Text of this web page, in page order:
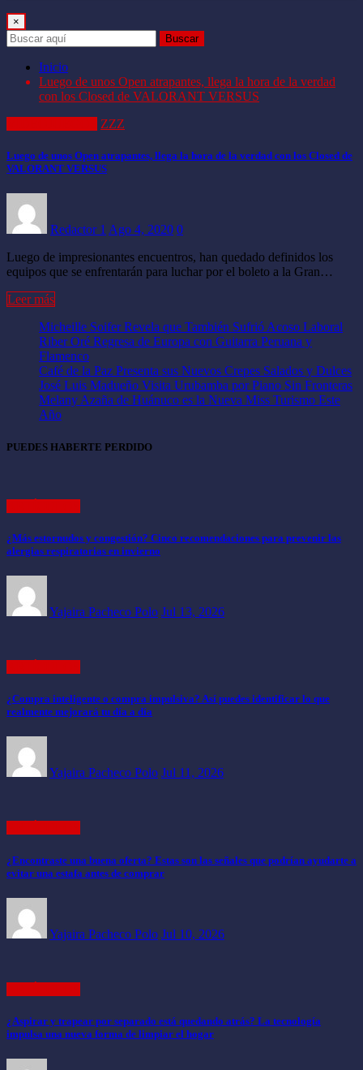
×
Buscar
Inicio
Luego de unos Open atrapantes, llega la hora de la verdad
con los Closed de VALORANT VERSUS
ZZZ
Luego de unos Open atrapantes, llega la hora de la verdad con los Closed de
VALORANT VERSUS
Redactor 1 Ago 4, 2020 0
Luego de impresionantes encuentros, han quedado definidos los
equipos que se enfrentarán para luchar por el boleto a la Gran…
Leer más
Micheille Soifer Revela que También Sufrió Acoso Laboral
Riber Oré Regresa de Europa con Guitarra Peruana y
Flamenco
Café de la Paz Presenta sus Nuevos Crepes Salados y Dulces
José Luis Madueño Visita Urubamba por Piano Sin Fronteras
Melany Azaña de Huánuco es la Nueva Miss Turismo Este
Año
PUEDES HABERTE PERDIDO
¿Más estornudos y congestión? Cinco recomendaciones para prevenir las
alergias respiratorias en invierno
Yajaira Pacheco Polo Jul 13, 2026
¿Compra inteligente o compra impulsiva? Así puedes identificar lo que
realmente mejorará tu día a día
Yajaira Pacheco Polo Jul 11, 2026
¿Encontraste una buena oferta? Estas son las señales que podrían ayudarte a
evitar una estafa antes de comprar
Yajaira Pacheco Polo Jul 10, 2026
¿Aspirar y trapear por separado está quedando atrás? La tecnología
impulsa una nueva forma de limpiar el hogar